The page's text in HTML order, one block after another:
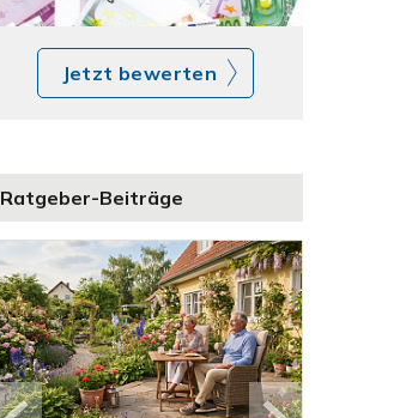
Jetzt bewerten
Ratgeber-Beiträge